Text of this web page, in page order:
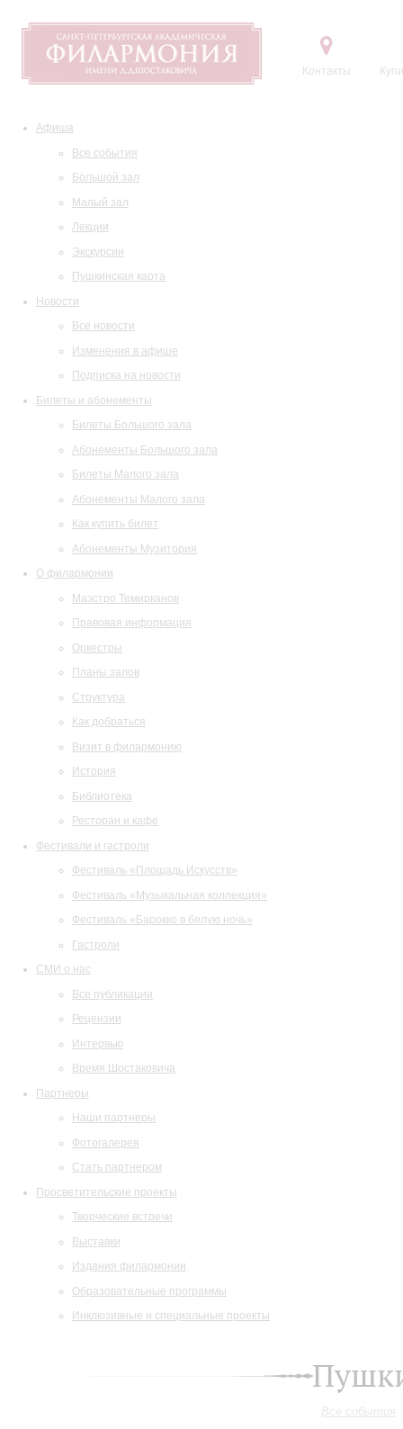
Контакты
Афиша
Все события
Большой зал
Малый зал
Лекции
Экскурсии
Пушкинская карта
Новости
Все новости
Изменения в афише
Подписка на новости
Билеты и абонементы
Билеты Большого зала
Абонементы Большого зала
Билеты Малого зала
Абонементы Малого зала
Как купить билет
Абонементы Музитория
О филармонии
Маэстро Темирканов
Правовая информация
Оркестры
Планы залов
Структура
Как добраться
Визит в филармонию
История
Библиотека
Ресторан и кафе
Фестивали и гастроли
Фестиваль «Площадь Искусств»
Фестиваль «Музыкальная коллекция»
Фестиваль «Барокко в белую ночь»
Гастроли
СМИ о нас
Все публикации
Рецензии
Интервью
Время Шостаковича
Партнеры
Наши партнеры
Фотогалерея
Стать партнером
Просветительские проекты
Творческие встречи
Выставки
Издания филармонии
Образовательные программы
Инклюзивные и специальные проекты
Все события